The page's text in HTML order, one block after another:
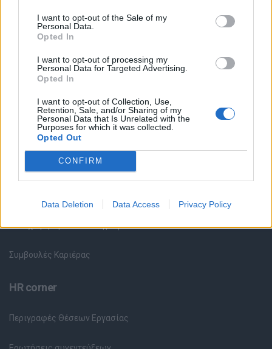
I want to opt-out of the Sale of my
Personal Data.
Opted In
I want to opt-out of processing my
Personal Data for Targeted Advertising.
Opted In
I want to opt-out of Collection, Use,
Retention, Sale, and/or Sharing of my
Personal Data that Is Unrelated with the
Purposes for which it was collected.
Opted Out
CONFIRM
Data Deletion Data Access Privacy Policy
Θέσεις εργασίας
Όλες οι Θέσεις Εργασίας
Θέσεις Εργασίας ανά Ειδικότητα
Θέσεις Εργασίας ανά Εταιρεία
Κέντρο Βοήθειας
Καταχώρηση Online Βιογραφικού
Συμβουλές Καριέρας
HR corner
Περιγραφές Θέσεων Εργασίας